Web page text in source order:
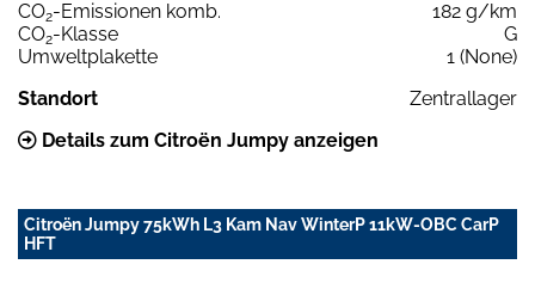
CO2-Emissionen komb.
182 g/km
CO2-Klasse
G
Umweltplakette
1 (None)
Standort
Zentrallager
Details zum Citroën Jumpy anzeigen
Citroën Jumpy 75kWh L3 Kam Nav WinterP 11kW-OBC CarP
HFT